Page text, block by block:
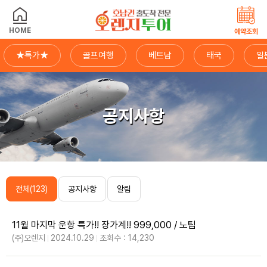
HOME 예약조회
★특가★ 골프여행 베트남 태국 일
공지사항
전체(123) 공지사항 알림
11월 마지막 운항 특가!! 장가계!! 999,000 / 노팁
(주)오렌지 2024.10.29 조회수 : 14,230